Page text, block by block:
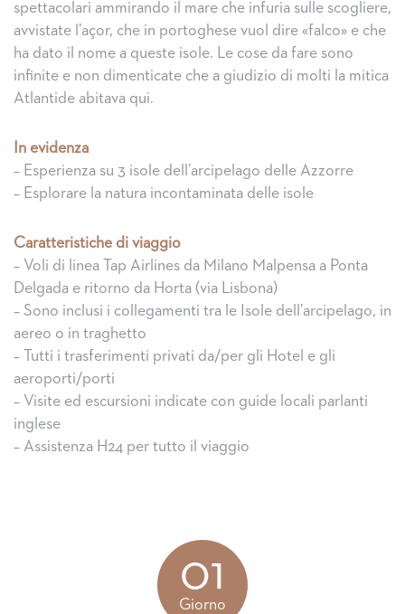
spettacolari ammirando il mare che infuria sulle scogliere,
avvistate l’açor, che in portoghese vuol dire «falco» e che
ha dato il nome a queste isole. Le cose da fare sono
infinite e non dimenticate che a giudizio di molti la mitica
Atlantide abitava qui.
In evidenza
– Esperienza su 3 isole dell’arcipelago delle Azzorre
– Esplorare la natura incontaminata delle isole
Caratteristiche di viaggio
– Voli di linea Tap Airlines da Milano Malpensa a Ponta
Delgada e ritorno da Horta (via Lisbona)
– Sono inclusi i collegamenti tra le Isole dell’arcipelago, in
aereo o in traghetto
– Tutti i trasferimenti privati da/per gli Hotel e gli
aeroporti/porti
– Visite ed escursioni indicate con guide locali parlanti
inglese
– Assistenza H24 per tutto il viaggio
01
Giorno